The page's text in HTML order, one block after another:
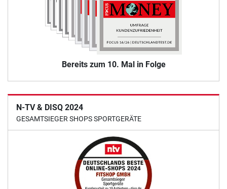
Bereits zum 10. Mal in Folge
N-TV & DISQ 2024
GESAMTSIEGER SHOPS SPORTGERÄTE